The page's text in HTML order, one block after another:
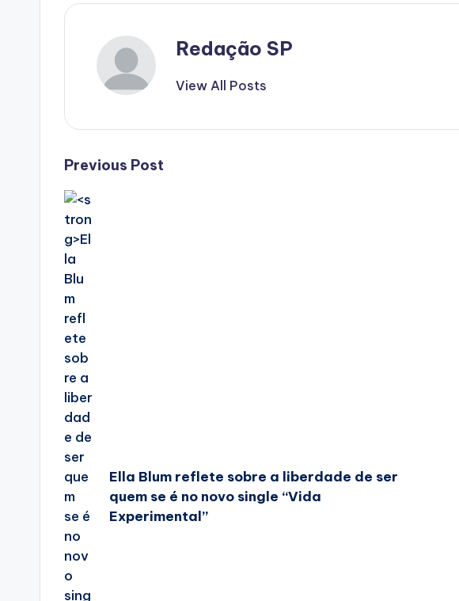
Redação SP
View All Posts
Post
navigation
Previous Post
Ella Blum reflete sobre a liberdade de ser
quem se é no novo single “Vida
Experimental”